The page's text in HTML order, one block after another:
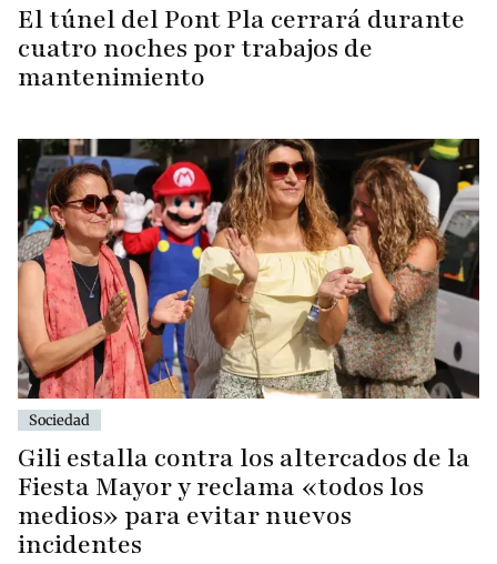
El túnel del Pont Pla cerrará durante
cuatro noches por trabajos de
mantenimiento
Sociedad
Gili estalla contra los altercados de la
Fiesta Mayor y reclama «todos los
medios» para evitar nuevos
incidentes